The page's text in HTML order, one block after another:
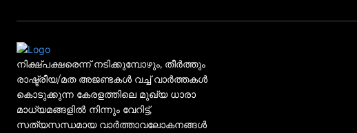
നിക്ഷ്പക്ഷരെന്ന് നടിക്കുമ്പോഴും, തീർത്തും
രാഷ്ട്രീയ/മത അജണ്ടകൾ വച്ച് വാർത്തകൾ
കൊടുക്കുന്ന കേരളത്തിലെ മുഖ്യ ധാരാ
മാധ്യമങ്ങളിൽ നിന്നും വേറിട്ട്,
സത്യസന്ധമായ വാർത്താവലോകനങ്ങൾ